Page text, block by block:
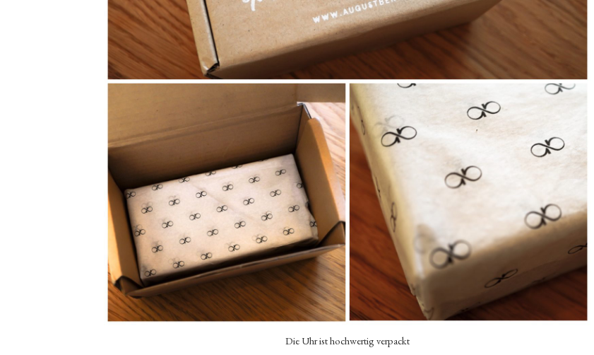
Die Uhr ist hochwertig verpackt